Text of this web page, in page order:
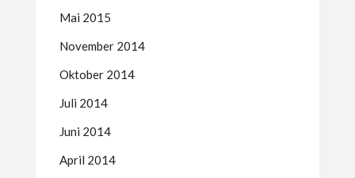
Mai 2015
November 2014
Oktober 2014
Juli 2014
Juni 2014
April 2014